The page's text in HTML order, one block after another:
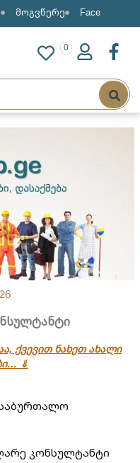
მოგვწერე Face
0
ქვევით ნახეთ ახალი
⇓
კონსულტანტი